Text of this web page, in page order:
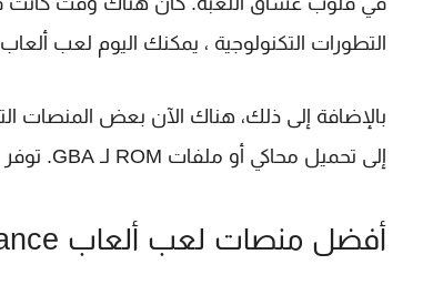
التطورات التكنولوجية ، يمكنك اليوم لعب ألعاب GBA على الهواتف المحمولة وأجهزة الكمبيوتر مع المحاكيات.
إلى تحميل محاكي أو ملفات ROM لـ GBA. توفر بعض هذه المنصات تجربة لعب سلسة للغاية.
أفضل منصات لعب ألعاب Game Boy Advance عبر الإنترنت